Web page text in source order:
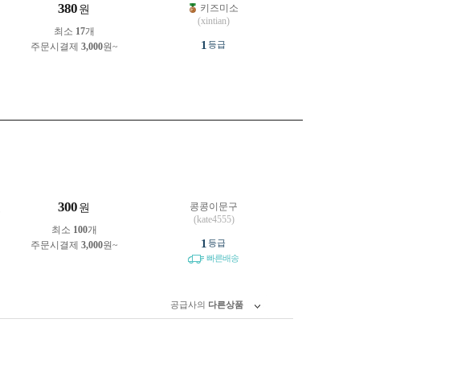
380 원
최소 17개
주문시결제 3,000원~
키즈미소
(xintian)
1 등급
300 원
최소 100개
주문시결제 3,000원~
콩콩이문구
(kate4555)
1 등급
빠른배송
공급사의 다른상품